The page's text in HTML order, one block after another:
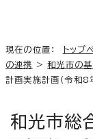
現在の位置： トップ
の連携
>和光市の
計画実施計画（令和8
和光市総